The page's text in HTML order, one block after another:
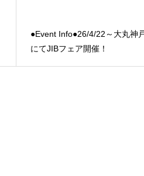
●Event Info●26/4/22～大丸神
にてJIBフェア開催！